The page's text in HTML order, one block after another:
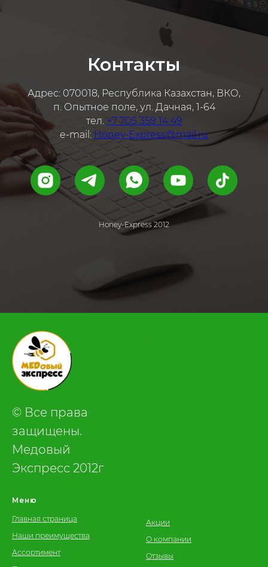
Контакты
Адрес: 070018, Республика Казахстан, ВКО,
п. Опытное поле, ул. Дачная, 1-64
тел. +7 705 359 14 49
e-mail: Honey-Express@mail.ru
Honey-Express 2012
© Все права
защищены.
Медовый
Экспресс 2012г
Меню
Главная страница
Наши преимущества
Ассортимент
Акции
О компании
Отзывы